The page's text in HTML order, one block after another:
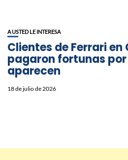
A USTED LE INTERESA
Clientes de Ferrari en
pagaron fortunas
aparecen
18 de julio de 2026